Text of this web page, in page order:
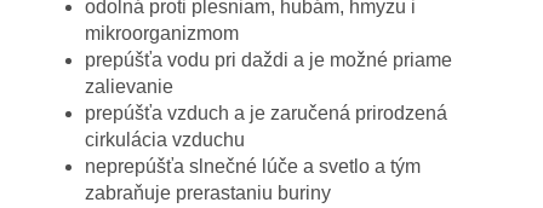
odolná proti plesniam, hubám, hmyzu i
mikroorganizmom
prepúšťa vodu pri daždi a je možné priame
zalievanie
prepúšťa vzduch a je zaručená prirodzená
cirkulácia vzduchu
neprepúšťa slnečné lúče a svetlo a tým
zabraňuje prerastaniu buriny